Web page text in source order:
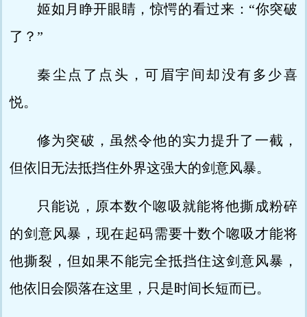
姬如月睁开眼睛，惊愕的看过来：“你突破
了？”
秦尘点了点头，可眉宇间却没有多少喜
悦。
修为突破，虽然令他的实力提升了一截，
但依旧无法抵挡住外界这强大的剑意风暴。
只能说，原本数个唿吸就能将他撕成粉碎
的剑意风暴，现在起码需要十数个唿吸才能将
他撕裂，但如果不能完全抵挡住这剑意风暴，
他依旧会陨落在这里，只是时间长短而已。